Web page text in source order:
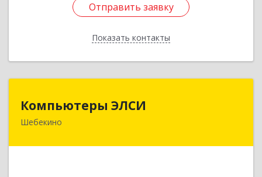
Отправить заявку
Показать контакты
Отправить заявку
Назад
Компьютеры ЭЛСИ
Шебекино